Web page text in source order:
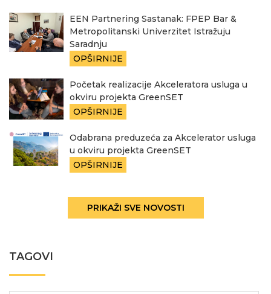
EEN Partnering Sastanak: FPEP Bar &
Metropolitanski Univerzitet Istražuju
Saradnju
OPŠIRNIJE
Početak realizacije Akceleratora usluga u
okviru projekta GreenSET
OPŠIRNIJE
Odabrana preduzeća za Akcelerator usluga
u okviru projekta GreenSET
OPŠIRNIJE
PRIKAŽI SVE NOVOSTI
TAGOVI